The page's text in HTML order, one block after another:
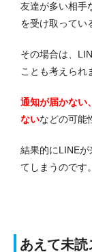
友達が多い相手
を受け取ってい
その場合は、
ことも考えられ
通知が届かない
ないなどの可能
結果的にLINE
てしまうのです。
あえて未